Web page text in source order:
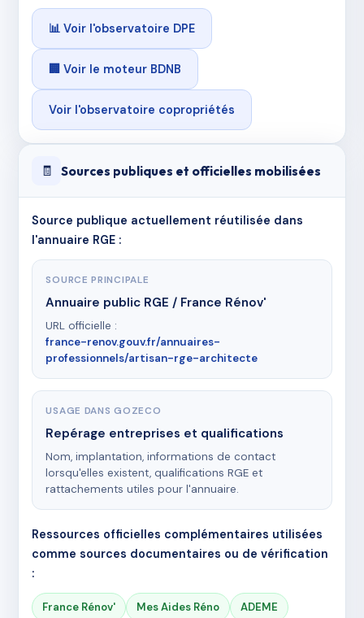
📊 Voir l'observatoire DPE
🏢 Voir le moteur BDNB
Voir l'observatoire copropriétés
🧾 Sources publiques et officielles mobilisées
Source publique actuellement réutilisée dans
l'annuaire RGE :
SOURCE PRINCIPALE
Annuaire public RGE / France Rénov'
URL officielle :
france-renov.gouv.fr/annuaires-
professionnels/artisan-rge-architecte
USAGE DANS GOZECO
Repérage entreprises et qualifications
Nom, implantation, informations de contact
lorsqu'elles existent, qualifications RGE et
rattachements utiles pour l'annuaire.
Ressources officielles complémentaires utilisées
comme sources documentaires ou de vérification
:
France Rénov' Mes Aides Réno ADEME